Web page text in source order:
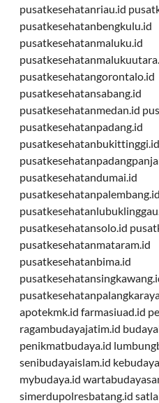
pusatkesehatanriau.id
pusatkesehatanbengkulu.id
pusatkesehatanmaluku.id
pusatkesehatangorontalo.id
pusatkesehatansabang.id
pusatkesehatanmedan.id
pusatkesehatanpadang.id
pusatkesehatanbukittinggi.id
pusatkesehatandumai.id
pusatkesehatanpalembang.id
pusatkesehatansolo.id
pusatkesehatanmataram.id
pusatkesehatanbima.id
apotekmk.id farmasiuad.id
ragambudayajatim.id
penikmatbudaya.id
senibudayaislam.id
mybudaya.id
simerdupolresbatang.id